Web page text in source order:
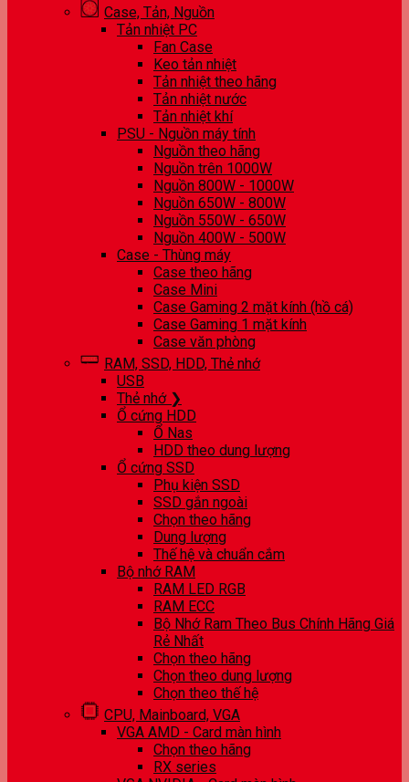
Case, Tản, Nguồn
Tản nhiệt PC
Fan Case
Keo tản nhiệt
Tản nhiệt theo hãng
Tản nhiệt nước
Tản nhiệt khí
PSU - Nguồn máy tính
Nguồn theo hãng
Nguồn trên 1000W
Nguồn 800W - 1000W
Nguồn 650W - 800W
Nguồn 550W - 650W
Nguồn 400W - 500W
Case - Thùng máy
Case theo hãng
Case Mini
Case Gaming 2 mặt kính (hồ cá)
Case Gaming 1 mặt kính
Case văn phòng
RAM, SSD, HDD, Thẻ nhớ
USB
Thẻ nhớ ❯
Ổ cứng HDD
Ổ Nas
HDD theo dung lượng
Ổ cứng SSD
Phụ kiện SSD
SSD gắn ngoài
Chọn theo hãng
Dung lượng
Thế hệ và chuẩn cắm
Bộ nhớ RAM
RAM LED RGB
RAM ECC
Bộ Nhớ Ram Theo Bus Chính Hãng Giá
Rẻ Nhất
Chọn theo hãng
Chọn theo dung lượng
Chọn theo thế hệ
CPU, Mainboard, VGA
VGA AMD - Card màn hình
Chọn theo hãng
RX series